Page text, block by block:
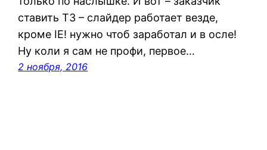
ставить ТЗ – слайдер работает везде,
кроме IE! нужно чтоб заработал и в осле!
Ну коли я сам не профи, первое…
2 ноября, 2016